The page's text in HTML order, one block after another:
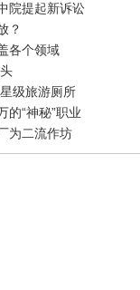
院提起新诉讼
？
各个领域
级旅游厕所
的“神秘”职业
为二流作坊